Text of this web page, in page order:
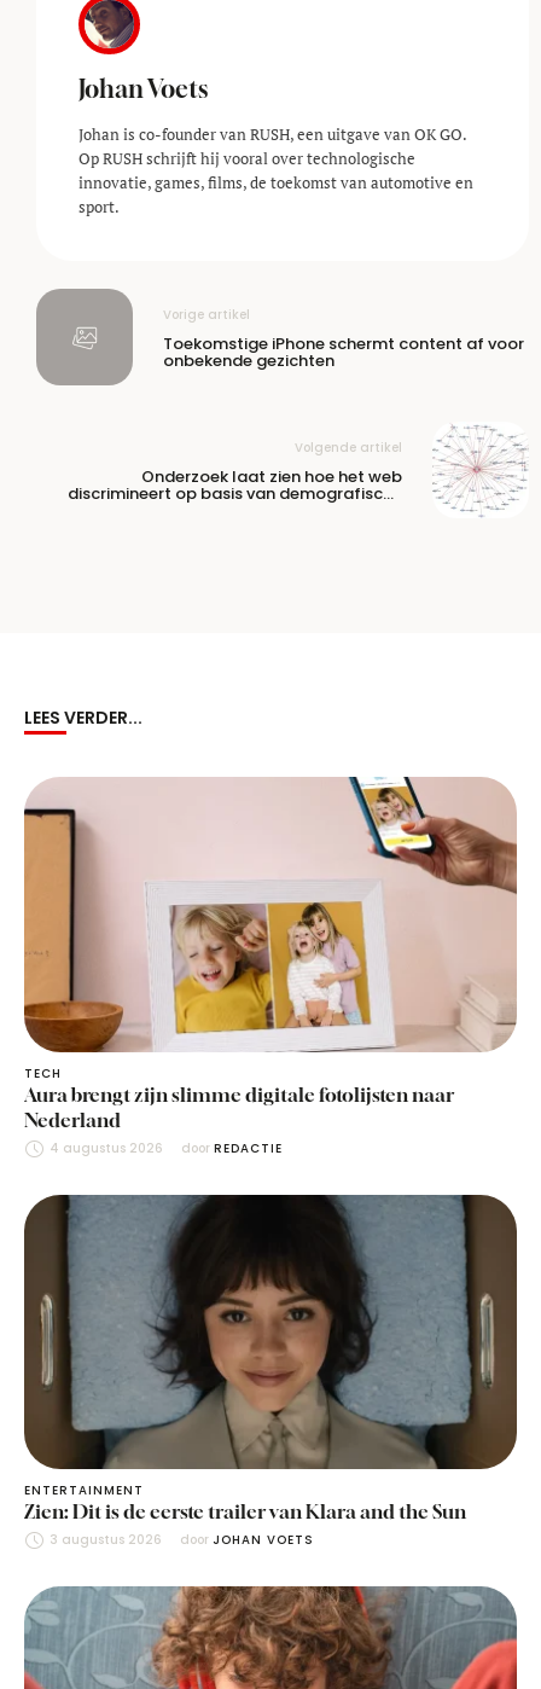
Johan Voets
Johan is co-founder van RUSH, een uitgave van OK GO.
Op RUSH schrijft hij vooral over technologische
innovatie, games, films, de toekomst van automotive en
sport.
Vorige artikel
Toekomstige iPhone schermt content af voor
onbekende gezichten
Volgende artikel
Onderzoek laat zien hoe het web
discrimineert op basis van demografische
gegevens
LEES VERDER...
TECH
Aura brengt zijn slimme digitale fotolijsten naar
Nederland
4 augustus 2026 door REDACTIE
ENTERTAINMENT
Zien: Dit is de eerste trailer van Klara and the Sun
3 augustus 2026 door JOHAN VOETS